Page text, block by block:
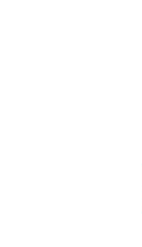
El municipio de Moclinejo,
sábado 20 de junio la VI
Verdial’, una cita ya
organiza el Ayuntamiento a
la Panda de Verdiales de
Los verdiales son una de las
singulares de Málaga. Se
vinculación con el mundo
grupos de músicos y
particularidades de su zona